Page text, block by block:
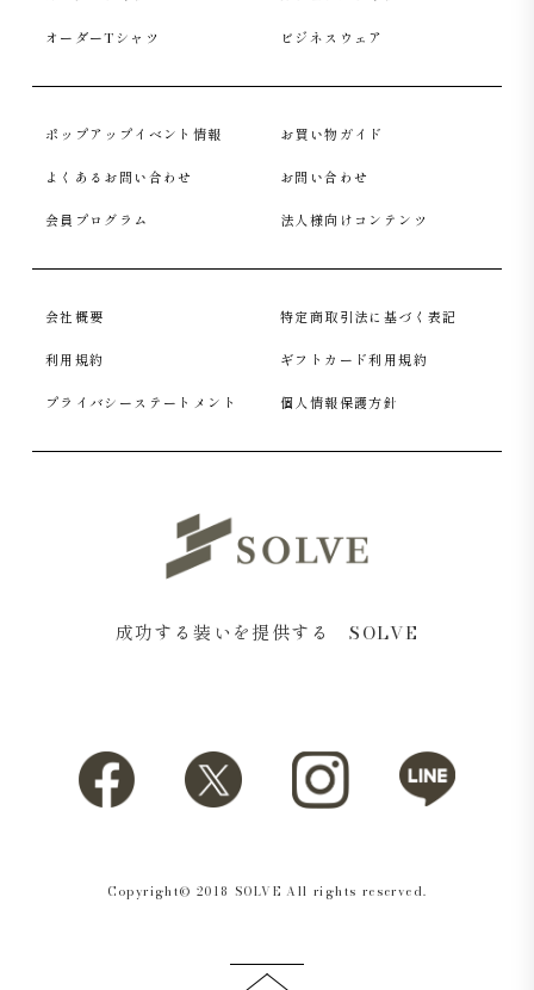
Journey Coverall Jacket スーピマコットン デニム ホワ
オーダーTシャツ ビジネスウェア
ポップアップイベント情報 お買い物ガイド
よくあるお問い合わせ お問い合わせ
会員プログラム 法人様向けコンテンツ
会社概要 特定商取引法に基づく表記
利用規約 ギフトカード利用規約
プライバシーステートメント 個人情報保護方針
成功する装いを提供する SOLVE
Copyright© 2018 SOLVE All rights reserved.